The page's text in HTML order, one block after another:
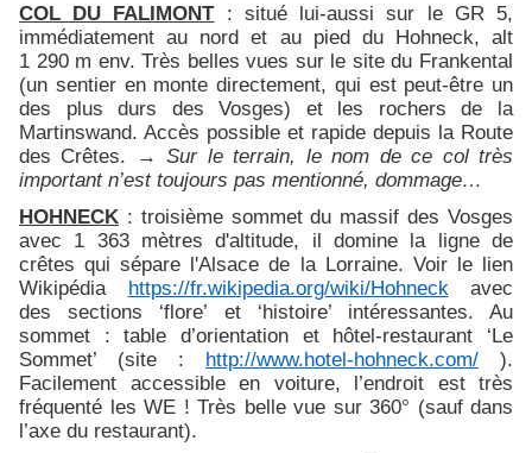
COL DU FALIMONT: situé lui-aussi sur le GR 5,
immédiatement au nord et au pied du Hohneck, alt
1 290 m env. Très belles vues sur le site du Frankental
(un sentier en monte directement, qui est peut-être un
des plus durs des Vosges) et les rochers de la
Martinswand. Accès possible et rapide depuis la Route
des Crêtes. →Sur le terrain, le nom de ce col très
important n’est toujours pas mentionné, dommage…
HOHNECK : troisième sommet du massif des Vosges
avec 1 363 mètres d'altitude, il domine la ligne de
crêtes qui sépare l'Alsace de la Lorraine. Voir le lien
Wikipédia https://fr.wikipedia.org/wiki/Hohneck avec
des sections ‘flore’ et ‘histoire’ intéressantes. Au
sommet : table d’orientation et hôtel-restaurant ‘Le
Sommet’ (site : http://www.hotel-hohneck.com/ ).
Facilement accessible en voiture, l’endroit est très
fréquenté les WE ! Très belle vue sur 360° (sauf dans
l’axe du restaurant).